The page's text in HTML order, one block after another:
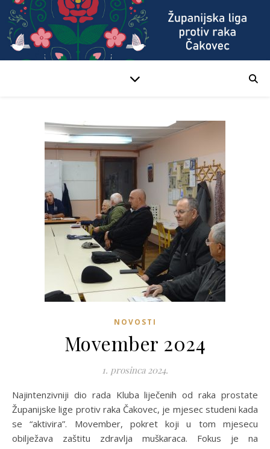
NOVOSTI
Movember 2024
1. prosinca 2024.
Najintenzivniji dio rada Kluba liječenih od raka prostate
Županijske lige protiv raka Čakovec, je mjesec studeni kada
se “aktivira”. Movember, pokret koji u tom mjesecu
obilježava zaštitu zdravlja muškaraca. Fokus je na